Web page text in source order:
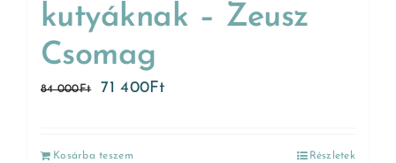
kutyáknak – Zeusz
Csomag
84 000Ft 71 400Ft
Kosárba teszem Részletek